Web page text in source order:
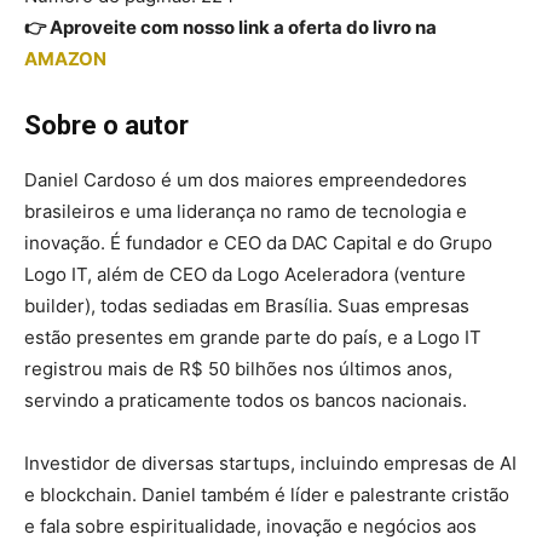
👉 Aproveite com nosso link a oferta do livro na
AMAZON
Sobre o autor
Daniel Cardoso é um dos maiores empreendedores
brasileiros e uma liderança no ramo de tecnologia e
inovação. É fundador e CEO da DAC Capital e do Grupo
Logo IT, além de CEO da Logo Aceleradora (venture
builder), todas sediadas em Brasília. Suas empresas
estão presentes em grande parte do país, e a Logo IT
registrou mais de R$ 50 bilhões nos últimos anos,
servindo a praticamente todos os bancos nacionais.
Investidor de diversas startups, incluindo empresas de AI
e blockchain. Daniel também é líder e palestrante cristão
e fala sobre espiritualidade, inovação e negócios aos